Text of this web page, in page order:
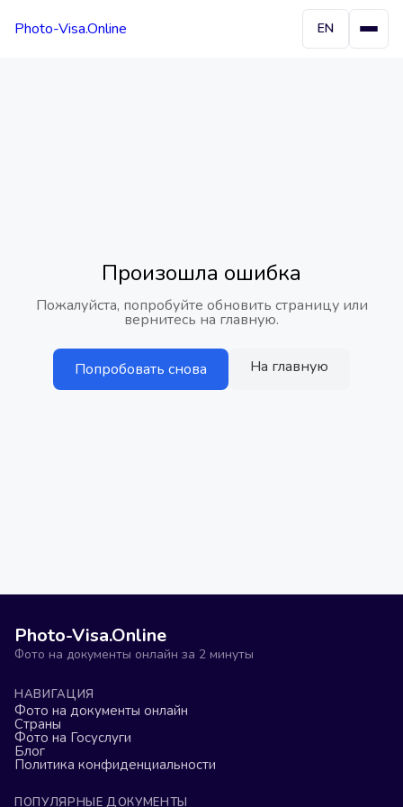
Photo-Visa.Online EN
Произошла ошибка
Пожалуйста, попробуйте обновить страницу или
вернитесь на главную.
Попробовать снова На главную
Photo-Visa.Online
Фото на документы онлайн за 2 минуты
НАВИГАЦИЯ
Фото на документы онлайн
Страны
Фото на Госуслуги
Блог
Политика конфиденциальности
ПОПУЛЯРНЫЕ ДОКУМЕНТЫ